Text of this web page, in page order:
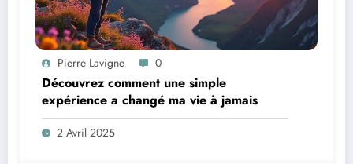
Pierre Lavigne 0
Découvrez comment une simple
expérience a changé ma vie à jamais
2 Avril 2025